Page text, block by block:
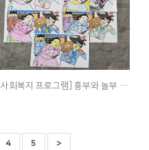
[사회복지 프로그램] 흥부와 놀부 색칠하기
4 5 >